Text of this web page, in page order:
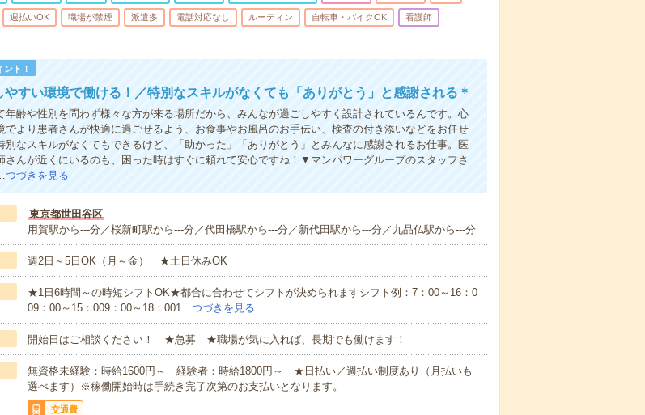
週払いOK 職場が禁煙 派遣多 電話対応なし ルーティン 自転車・バイクOK 看護師
ント！
やすい環境で働ける！／特別なスキルがなくても「ありがとう」と感謝される＊
年齢や性別を問わず様々な方が来る場所だから、みんなが過ごしやすく設計されているんです。心
でより患者さんが快適に過ごせるよう、お食事やお風呂のお手伝い、検査の付き添いなどをお任せ
別なスキルがなくてもできるけど、「助かった」「ありがとう」とみんなに感謝されるお仕事。医
さんが近くにいるのも、困った時はすぐに頼れて安心ですね！▼マンパワーグループのスタッフさ
つづきを見る
東京都世田谷区
用賀駅から---分／桜新町駅から---分／代田橋駅から---分／新代田駅から---分／九品仏駅から---分
週2日～5日OK（月～金） ★土日休みOK
★1日6時間～の時短シフトOK★都合に合わせてシフトが決められますシフト例：7：00～16：0
09：00～15：009：00～18：001…つづきを見る
開始日はご相談ください！ ★急募 ★職場が気に入れば、長期でも働けます！
無資格未経験：時給1600円～ 経験者：時給1800円～ ★日払い／週払い制度あり（月払いも
選べます）※稼働開始時は手続き完了次第のお支払いとなります。
交通費